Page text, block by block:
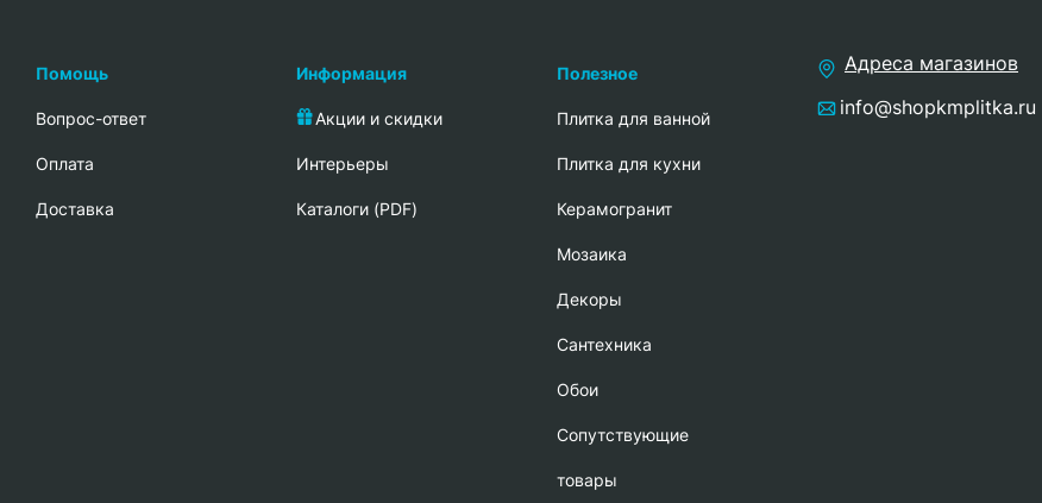
Помощь
Вопрос-ответ
Oплата
Доставка
Информация
Акции и скидки
Интерьеры
Каталоги (PDF)
Полезное
Плитка для ванной
Плитка для кухни
Керамогранит
Мозаика
Декоры
Сантехника
Обои
Сопутствующие
товары
Адреса магазинов
info@shopkmplitka.ru